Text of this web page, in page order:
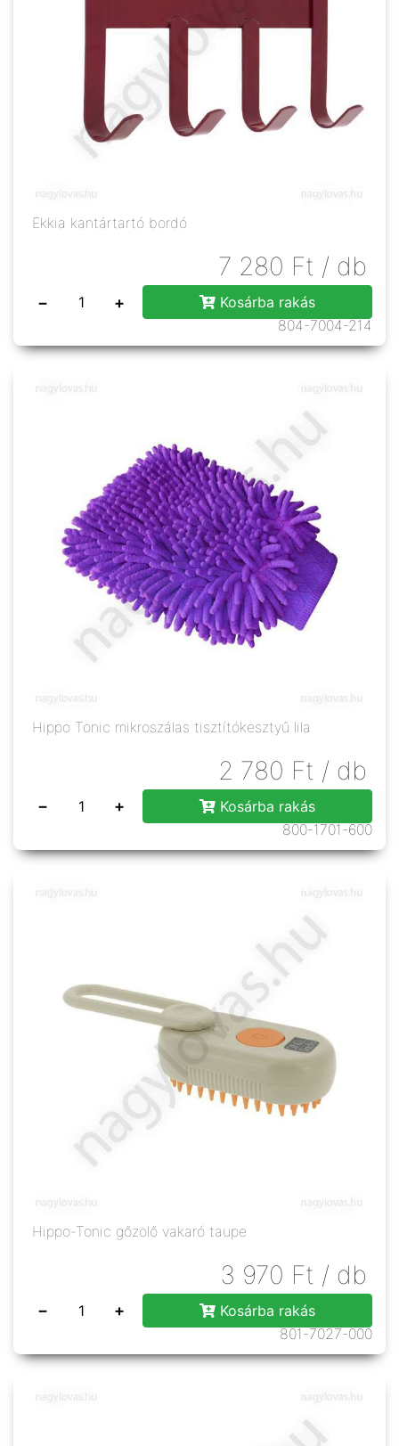
Ekkia kantártartó bordó
7 280 Ft / db
− +
Kosárba rakás
804-7004-214
Hippo Tonic mikroszálas tisztítókesztyű lila
2 780 Ft / db
− +
Kosárba rakás
800-1701-600
Hippo-Tonic gőzölő vakaró taupe
3 970 Ft / db
− +
Kosárba rakás
801-7027-000